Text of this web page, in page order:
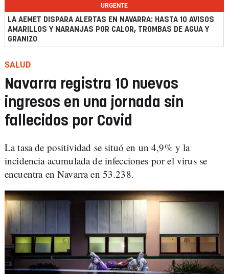
URGENTE
LA AEMET DISPARA ALERTAS EN NAVARRA: HASTA 10 AVISOS
AMARILLOS Y NARANJAS POR CALOR, TROMBAS DE AGUA Y
GRANIZO
SALUD
Navarra registra 10 nuevos
ingresos en una jornada sin
fallecidos por Covid
La tasa de positividad se situó en un 4,9% y la
incidencia acumulada de infecciones por el virus se
encuentra en Navarra en 53.238.